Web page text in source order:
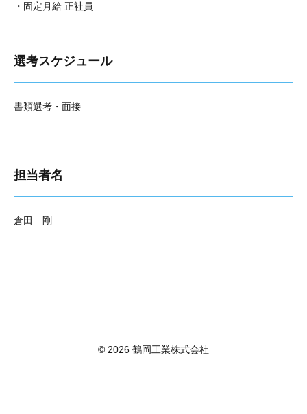
・固定月給 正社員
選考スケジュール
書類選考・面接
担当者名
倉田 剛
© 2026 鶴岡工業株式会社